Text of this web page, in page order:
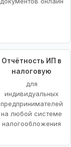
Отчётность ИП в
налоговую
для
индивидуальных
предпринимателей
на любой системе
налогообложения